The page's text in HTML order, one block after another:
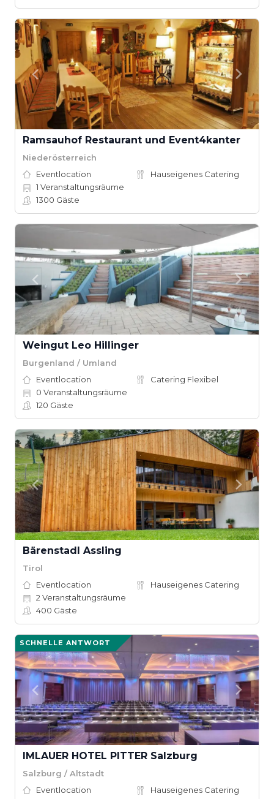
Ramsauhof Restaurant und Event4kanter
Niederösterreich
Eventlocation
Hauseigenes Catering
1 Veranstaltungsräume
1300 Gäste
Weingut Leo Hillinger
Burgenland / Umland
Eventlocation
Catering Flexibel
0 Veranstaltungsräume
120 Gäste
Bärenstadl Assling
Tirol
Eventlocation
Hauseigenes Catering
2 Veranstaltungsräume
400 Gäste
SCHNELLE ANTWORT
IMLAUER HOTEL PITTER Salzburg
Salzburg / Altstadt
Eventlocation
Hauseigenes Catering